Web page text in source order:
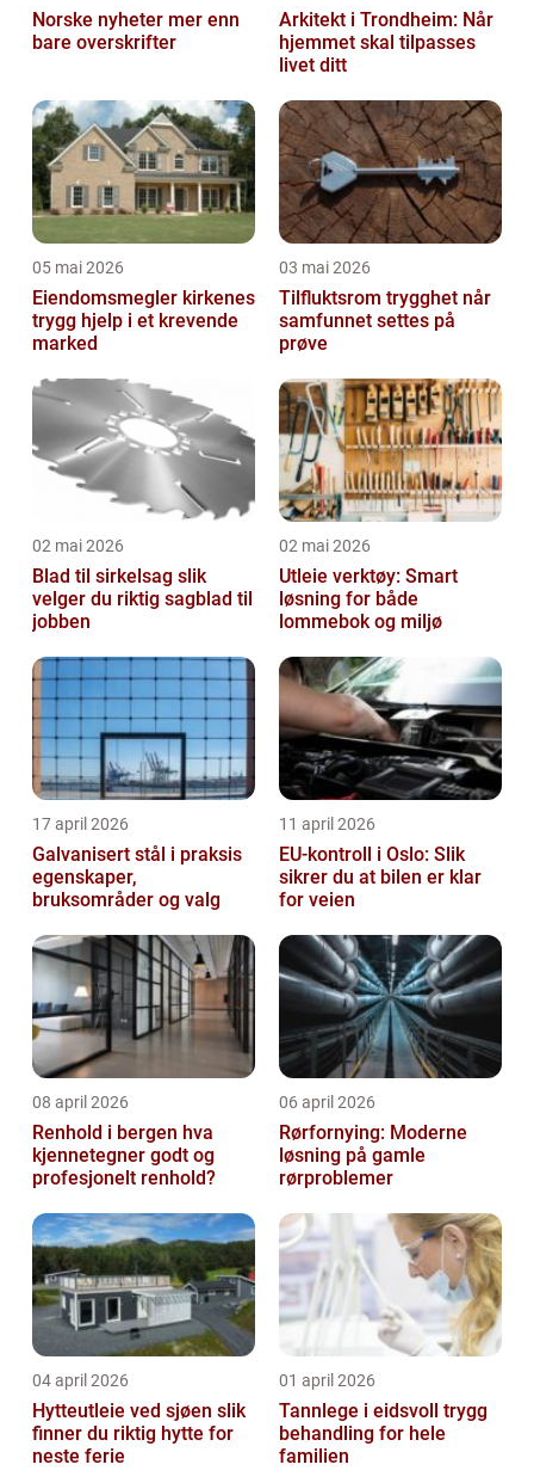
Norske nyheter mer enn
bare overskrifter
Arkitekt i Trondheim: Når
hjemmet skal tilpasses
livet ditt
05 mai 2026
Eiendomsmegler kirkenes
trygg hjelp i et krevende
marked
03 mai 2026
Tilfluktsrom trygghet når
samfunnet settes på
prøve
02 mai 2026
Blad til sirkelsag slik
velger du riktig sagblad til
jobben
02 mai 2026
Utleie verktøy: Smart
løsning for både
lommebok og miljø
17 april 2026
Galvanisert stål i praksis
egenskaper,
bruksområder og valg
11 april 2026
EU-kontroll i Oslo: Slik
sikrer du at bilen er klar
for veien
08 april 2026
Renhold i bergen hva
kjennetegner godt og
profesjonelt renhold?
06 april 2026
Rørfornying: Moderne
løsning på gamle
rørproblemer
04 april 2026
Hytteutleie ved sjøen slik
finner du riktig hytte for
neste ferie
01 april 2026
Tannlege i eidsvoll trygg
behandling for hele
familien